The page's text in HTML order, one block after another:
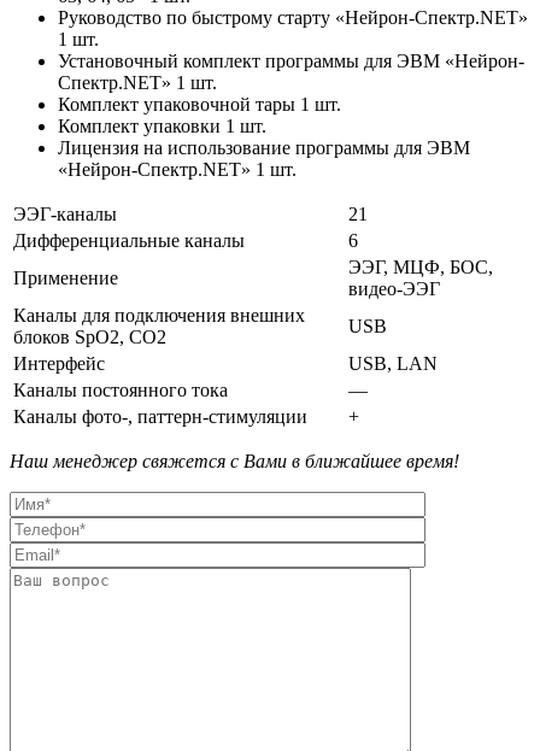
Руководство по быстрому старту «Нейрон-Спектр.NET»
1 шт.
Установочный комплект программы для ЭВМ «Нейрон-
Спектр.NET» 1 шт.
Комплект упаковочной тары 1 шт.
Комплект упаковки 1 шт.
Лицензия на использование программы для ЭВМ
«Нейрон-Спектр.NET» 1 шт.
ЭЭГ-каналы
21
Дифференциальные каналы
6
Применение
ЭЭГ, МЦФ, БОС,
видео-ЭЭГ
Каналы для подключения внешних
блоков SpO2, CO2
USB
Интерфейс
USB, LAN
Каналы постоянного тока
—
Каналы фото-, паттерн-стимуляции
+
Наш менеджер свяжется с Вами в ближайшее время!